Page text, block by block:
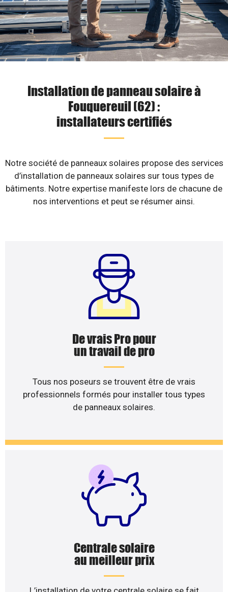
Installation de panneau solaire à
Fouquereuil (62) :
installateurs certifiés
Notre société de panneaux solaires propose des services
d’installation de panneaux solaires sur tous types de
bâtiments. Notre expertise manifeste lors de chacune de
nos interventions et peut se résumer ainsi.
De vrais Pro pour
un travail de pro
Tous nos poseurs se trouvent être de vrais
professionnels formés pour installer tous types
de panneaux solaires.
Centrale solaire
au meilleur prix